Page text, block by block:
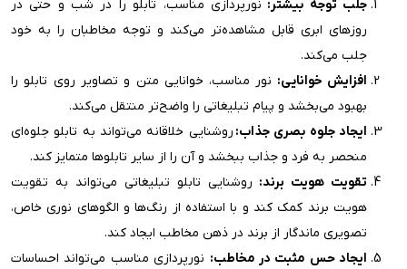
جلب توجه بیشتر: نورپردازی مناسب، تابلو را در شب و حتی در
روزهای ابری قابل مشاهده‌تر می‌کند و توجه مخاطبان را به خود
جلب می‌کند.
افزایش خوانایی: نور مناسب، خوانایی متن و تصاویر روی تابلو را
بهبود می‌بخشد و پیام تبلیغاتی را واضح‌تر منتقل می‌کند.
ایجاد جلوه بصری جذاب: روشنایی خلاقانه می‌تواند به تابلو جلوه‌ای
منحصر به فرد و جذاب ببخشد و آن را از سایر تابلوها متمایز کند.
تقویت هویت برند: روشنایی تابلو تبلیغاتی می‌تواند به تقویت
هویت برند کمک کند و با استفاده از رنگ‌ها و الگوهای نوری خاص،
تصویری ماندگار از برند در ذهن مخاطب ایجاد کند.
ایجاد حس مثبت در مخاطب: نورپردازی مناسب می‌تواند احساسات